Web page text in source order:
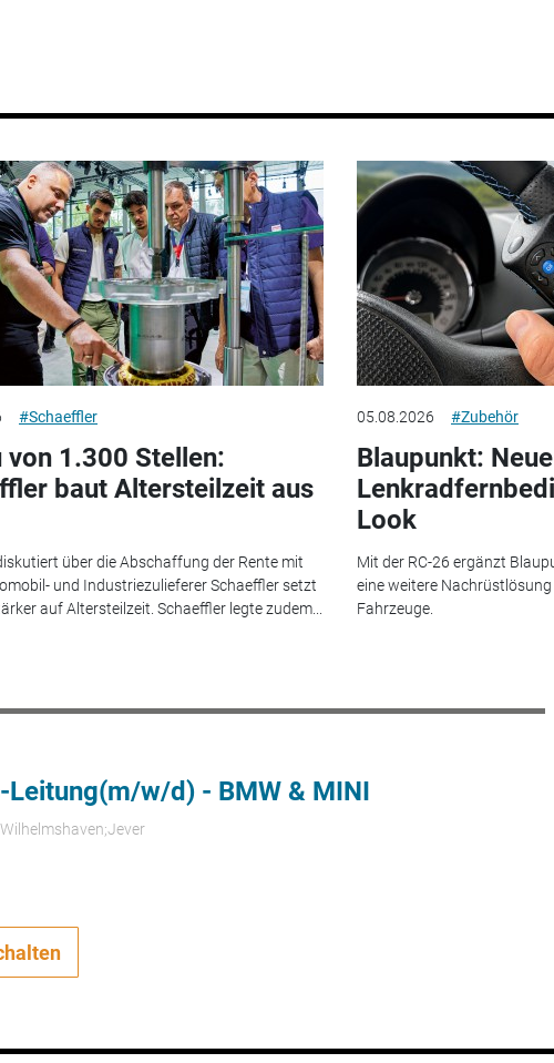
#Schaeffler
von 1.300 Stellen:
baut Altersteilzeit aus
über die Abschaffung der Rente mit
und Industriezulieferer Schaeffler setzt
auf Altersteilzeit. Schaeffler legte zudem...
05.08.2026 #Zubehör
Blaupunkt: Neue
Look
Mit der RC-26 ergänzt
eine weitere
Fahrzeuge.
w/d) - BMW & MINI